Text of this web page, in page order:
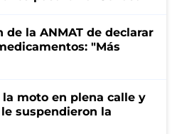
la ANMAT de declarar
"Más
la moto en plena calle y
suspendieron la